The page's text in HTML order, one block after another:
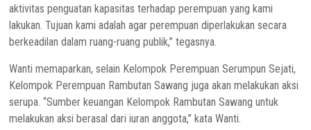
aktivitas penguatan kapasitas terhadap perempuan yang kami
lakukan. Tujuan kami adalah agar perempuan diperlakukan secara
berkeadilan dalam ruang-ruang publik,” tegasnya.
Wanti memaparkan, selain Kelompok Perempuan Serumpun Sejati,
Kelompok Perempuan Rambutan Sawang juga akan melakukan aksi
serupa. “Sumber keuangan Kelompok Rambutan Sawang untuk
melakukan aksi berasal dari iuran anggota,” kata Wanti.